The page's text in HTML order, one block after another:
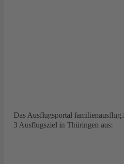
Das Ausflugsportal
3 Ausflugsziel in Thüringen aus: